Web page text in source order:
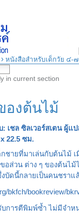
› หนังสือสำหรับเด็กวัย ๔-
in current section
องต้นไม้
เชล ซิลเวอร์สเตน ผู้
22.5 ซม.
ชายที่มาเล่นกับต้นไม้ เ
อส่วน ต่าง ๆ ของต้นไ
บัดนี้กลายเป็นคนชราแ
bkfch/bookreview/
บการตีพิมพ์ซ้ำ ไม่มีจำ